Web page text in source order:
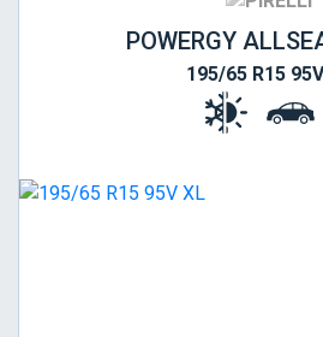
POWERGY
195/65 R15